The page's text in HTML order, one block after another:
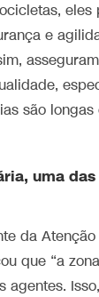
eles
e
são
uma
da
que “a
agentes.